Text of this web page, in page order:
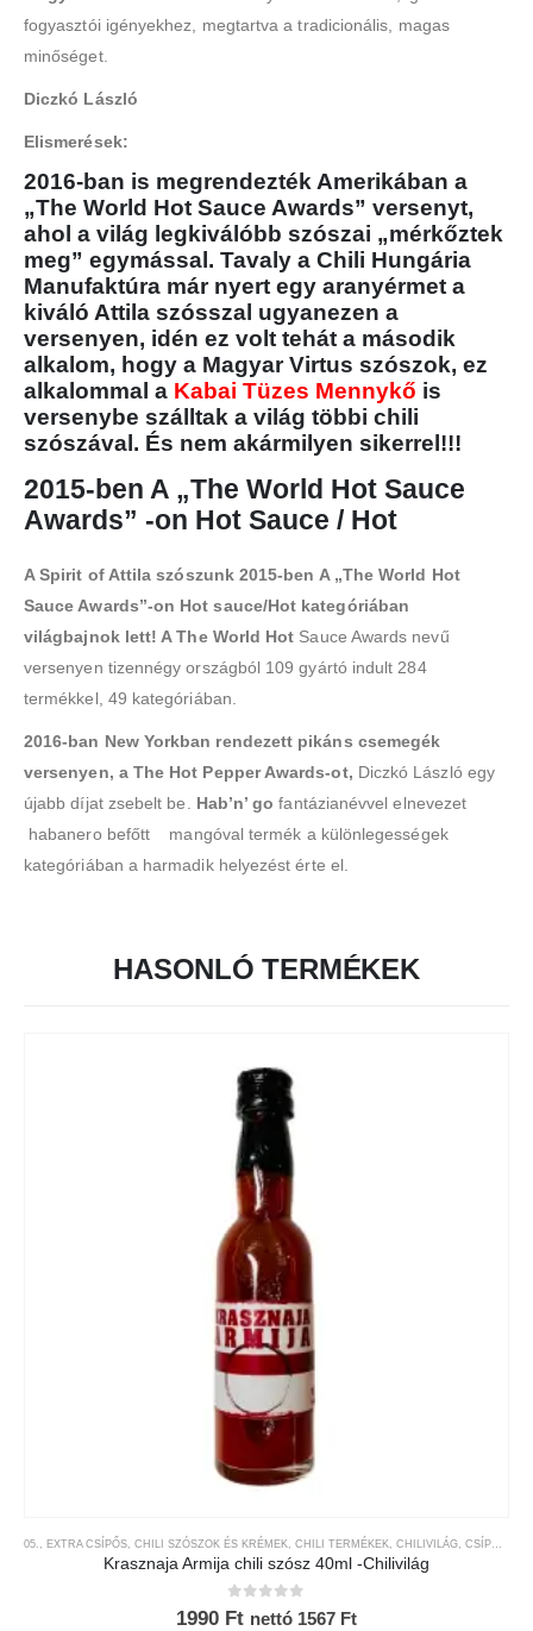
fogyasztói igényekhez, megtartva a tradicionális, magas
minőséget.
Diczkó László
Elismerések:
2016-ban is megrendezték Amerikában a
„The World Hot Sauce Awards” versenyt,
ahol a világ legkiválóbb szószai „mérkőztek
meg” egymással. Tavaly a Chili Hungária
Manufaktúra már nyert egy aranyérmet a
kiváló Attila szósszal ugyanezen a
versenyen, idén ez volt tehát a második
alkalom, hogy a Magyar Virtus szószok, ez
alkalommal a Kabai Tüzes Mennykő is
versenybe szálltak a világ többi chili
szószával. És nem akármilyen sikerrel!!!
2015-ben A „The World Hot Sauce
Awards” -on Hot Sauce / Hot
A Spirit of Attila szószunk 2015-ben A „The World Hot
Sauce Awards”-on Hot sauce/Hot kategóriában
világbajnok lett! A The World Hot Sauce Awards nevű
versenyen tizennégy országból 109 gyártó indult 284
termékkel, 49 kategóriában.
2016-ban New Yorkban rendezett pikáns csemegék
versenyen, a The Hot Pepper Awards-ot, Diczkó László egy
újabb díjat zsebelt be. Hab’n’ go fantázianévvel elnevezet
habanero befőtt mangóval termék a különlegességek
kategóriában a harmadik helyezést érte el.
HASONLÓ TERMÉKEK
05., EXTRA CSÍPŐS CHILI SZÓSZOK ÉS KRÉMEK CHILI TERMÉKEK CHILIVILÁG CSÍPŐSSÉGI-SKÁLA
Krasznaja Armija chili szósz 40ml -Chilivilág
0az 5-ből
1990 Ft nettó 1567 Ft